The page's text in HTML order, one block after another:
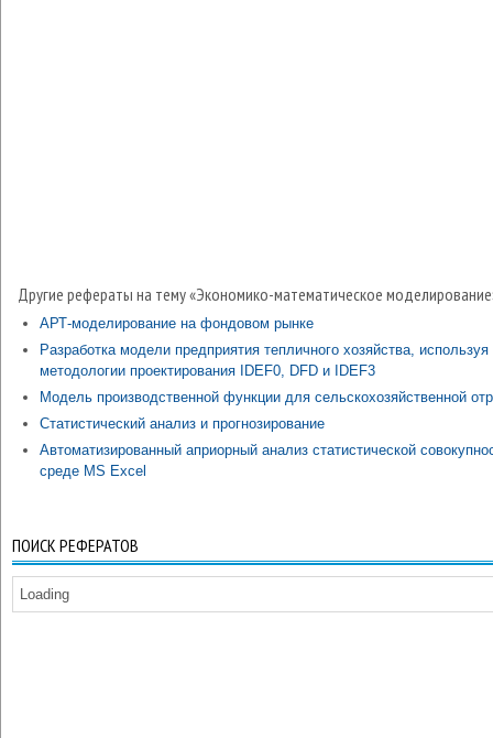
Другие рефераты на тему «Экономико-математическое
АРТ-моделирование на фондовом рынке
Разработка модели предприятия тепличного хозяйства, используя
методологии проектирования IDEF0, DFD и IDEF3
Модель производственной функции для сельскохозяйственной
Статистический анализ и прогнозирование
Автоматизированный априорный анализ статистической
среде MS Excel
ПОИСК РЕФЕРАТОВ
Loading